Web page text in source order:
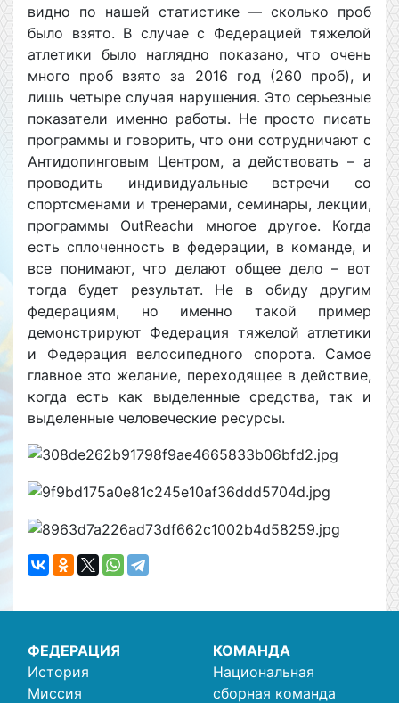
видно по нашей статистике — сколько проб
было взято. В случае с Федерацией тяжелой
атлетики было наглядно показано, что очень
много проб взято за 2016 год (260 проб), и
лишь четыре случая нарушения. Это серьезные
показатели именно работы. Не просто писать
программы и говорить, что они сотрудничают с
Антидопинговым Центром, а действовать – а
проводить индивидуальные встречи со
спортсменами и тренерами, семинары, лекции,
программы OutReachи многое другое. Когда
есть сплоченность в федерации, в команде, и
все понимают, что делают общее дело – вот
тогда будет результат. Не в обиду другим
федерациям, но именно такой пример
демонстрируют Федерация тяжелой атлетики
и Федерация велосипедного спорота. Самое
главное это желание, переходящее в действие,
когда есть как выделенные средства, так и
выделенные человеческие ресурсы.
ФЕДЕРАЦИЯ
История
Миссия
КОМАНДА
Национальная
сборная команда